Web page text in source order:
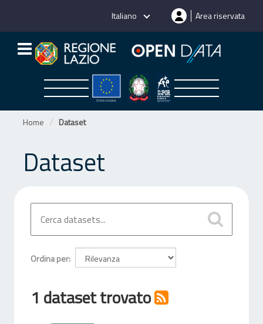
Italiano Area riservata
Home Dataset
Dataset
Ordina per
1 dataset trovato